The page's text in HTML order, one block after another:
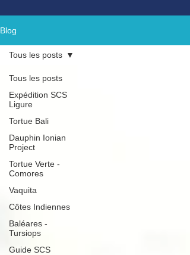
Blog
Tous les posts
Expédition SCS
Ligure
Tortue Bali
Dauphin Ionian
Project
Tortue Verte -
Comores
Vaquita
Côtes Indiennes
Baléares -
Tursiops
Guide SCS
Tous les posts